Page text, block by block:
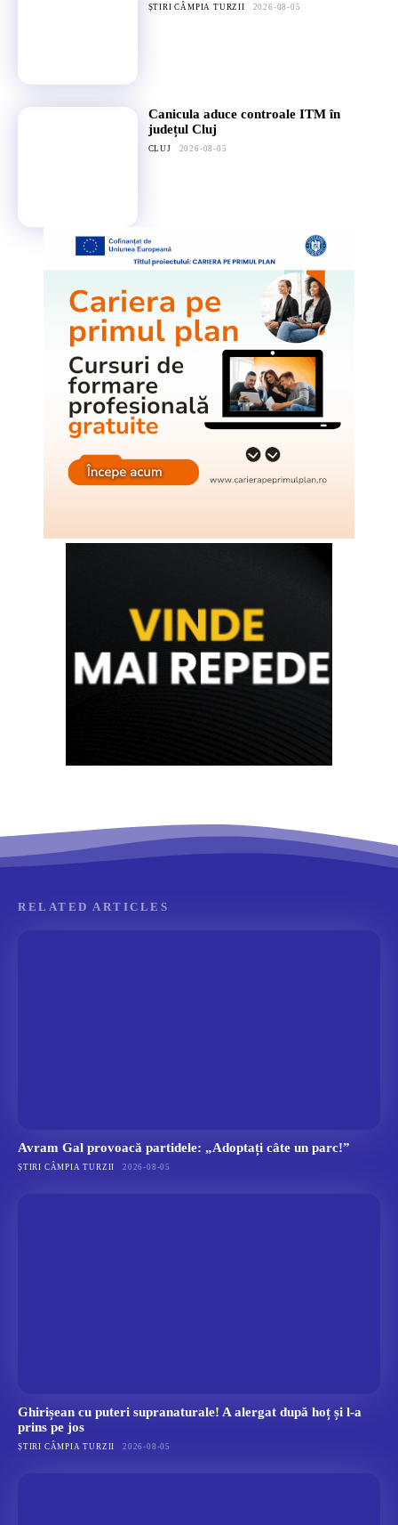
ȘTIRI CÂMPIA TURZII 2026-08-05
Canicula aduce controale ITM în
județul Cluj
CLUJ 2026-08-05
RELATED ARTICLES
Avram Gal provoacă partidele: „Adoptați câte un parc!”
ȘTIRI CÂMPIA TURZII 2026-08-05
Ghirișean cu puteri supranaturale! A alergat după hoț și l-a
prins pe jos
ȘTIRI CÂMPIA TURZII 2026-08-05